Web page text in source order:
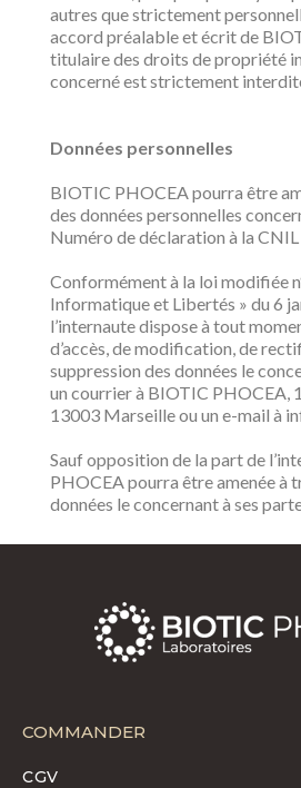
autres que strictement
accord préalable et écrit de
titulaire des droits de propriété
concerné est strictement
Données personnelles
BIOTIC PHOCEA pourra être
des données personnelles
Numéro de déclaration à la
Conformément à la loi modifiée
Informatique et Libertés » du 6
l’internaute dispose à tout
d’accès, de modification, de
suppression des données le
un courrier à BIOTIC PHOCEA,
13003 Marseille ou un e-mail à
Sauf opposition de la part de
PHOCEA pourra être amenée à
données le concernant à ses
COMMANDER
CGV